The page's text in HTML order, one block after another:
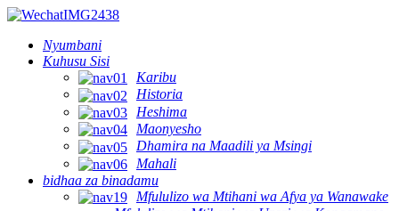
Nyumbani
Kuhusu Sisi
Karibu
Historia
Heshima
Maonyesho
Dhamira na Maadili ya Msingi
Mahali
bidhaa za binadamu
Mfululizo wa Mtihani wa Afya ya Wanawake